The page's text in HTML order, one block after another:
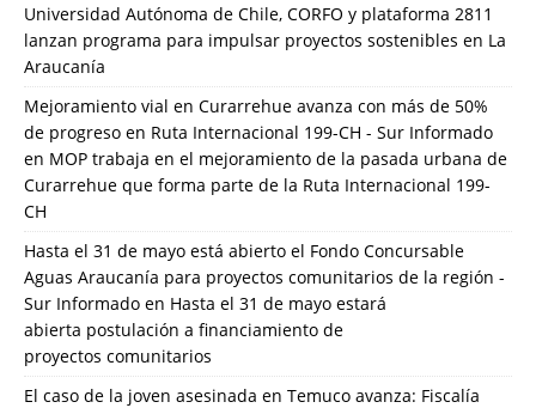
Universidad Autónoma de Chile, CORFO y plataforma 2811
lanzan programa para impulsar proyectos sostenibles en La
Araucanía
Mejoramiento vial en Curarrehue avanza con más de 50%
de progreso en Ruta Internacional 199-CH - Sur Informado
en MOP trabaja en el mejoramiento de la pasada urbana de
Curarrehue que forma parte de la Ruta Internacional 199-
CH
Hasta el 31 de mayo está abierto el Fondo Concursable
Aguas Araucanía para proyectos comunitarios de la región -
Sur Informado en Hasta el 31 de mayo estará
abierta postulación a financiamiento de
proyectos comunitarios
El caso de la joven asesinada en Temuco avanza: Fiscalía